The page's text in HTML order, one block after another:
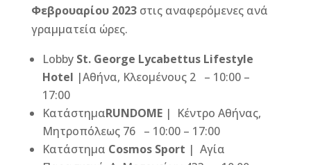
Φεβρουαρίου 2023στις αναφερόμενες ανά
γραμματεία ώρες.
Lobby St. George Lycabettus Lifestyle
Hotel |Αθήνα, Κλεομένους 2 – 10:00 –
17:00
ΚατάστημαRUNDOME | Κέντρο Αθήνας,
Μητροπόλεως 76 – 10:00 – 17:00
Κατάστημα Cosmos Sport | Αγία